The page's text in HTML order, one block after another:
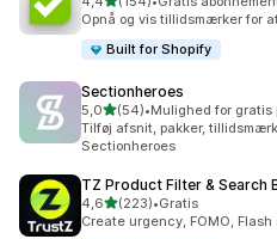
154 anmeldelser i alt
Opnå og vis tillidsmærker for
Built for Shopify
Sectionheroes
5,0ud af 5 stjerner
(54)
54 anmeldelser i alt
•Mulighed for gratis
Tilføj afsnit, pakker,
Sectionheroes
TZ Product Filter & Search
4,6ud af 5 stjerner
(223)
223 anmeldelser i alt
•Gratis
Create urgency, FOMO,